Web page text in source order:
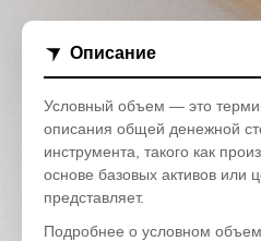
Описание
Условный объем — это
описания общей денежной
инструмента, такого как
основе базовых активов или
представляет.
Подробнее о условном